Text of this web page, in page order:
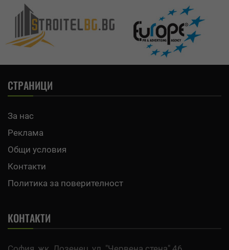
СТРАНИЦИ
За нас
Реклама
Общи условия
Контакти
Политика за поверителност
КОНТАКТИ